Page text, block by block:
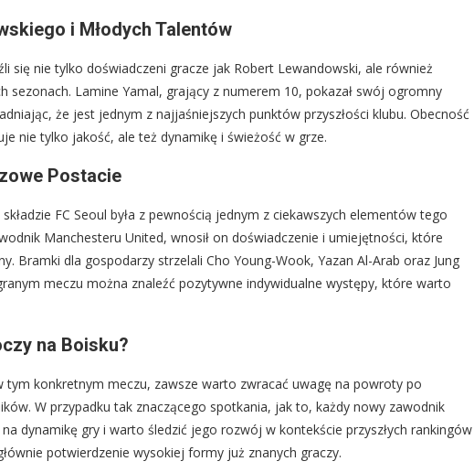
i Młodych Talentów
się nie tylko doświadczeni gracze jak Robert Lewandowski, ale również
sezonach. Lamine Yamal, grający z numerem 10, pokazał swój ogromny
że jest jednym z najjaśniejszych punktów przyszłości klubu. Obecność
nie tylko jakość, ale też dynamikę i świeżość w grze.
Postacie
FC Seoul była z pewnością jednym z ciekawszych elementów tego
Manchesteru United, wnosił on doświadczenie i umiejętności, które
Bramki dla gospodarzy strzelali Cho Young-Wook, Yazan Al-Arab oraz Jung
meczu można znaleźć pozytywne indywidualne występy, które warto
na Boisku?
konkretnym meczu, zawsze warto zwracać uwagę na powroty po
W przypadku tak znaczącego spotkania, jak to, każdy nowy zawodnik
dynamikę gry i warto śledzić jego rozwój w kontekście przyszłych rankingów
potwierdzenie wysokiej formy już znanych graczy.